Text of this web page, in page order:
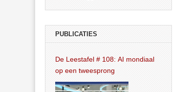
PUBLICATIES
De Leestafel # 108: AI mondiaal
op een tweesprong